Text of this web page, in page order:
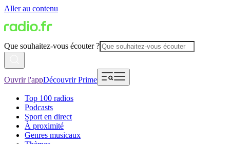
Aller au contenu
Que souhaitez-vous écouter ?
Ouvrir l'appDécouvrir Prime
Top 100 radios
Podcasts
Sport en direct
À proximité
Genres musicaux